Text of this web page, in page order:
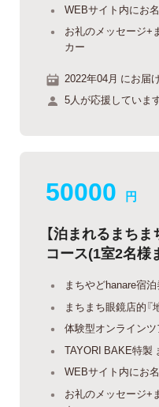
WEBサイト内にお
お礼のメッセージ+
カー
2022年04月 にお届
5人が応援しています
50000 円
【泊まれるまち
コース(1室2名様
まちやどhanare宿泊
まちまち眼鏡店的『
体験型オンライン
TAYORI BAKE特製
WEBサイト内にお
お礼のメッセージ+